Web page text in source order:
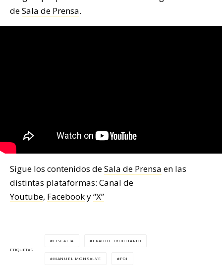
deSala de Prensa.
Sigue los contenidos deSala de Prensa en las
distintas plataformas: Canal de
Youtube, Facebooky“X”
ETIQUETAS
FISCALÍA FRAUDE TRIBUTARIO
MANUEL MONSALVE PDI